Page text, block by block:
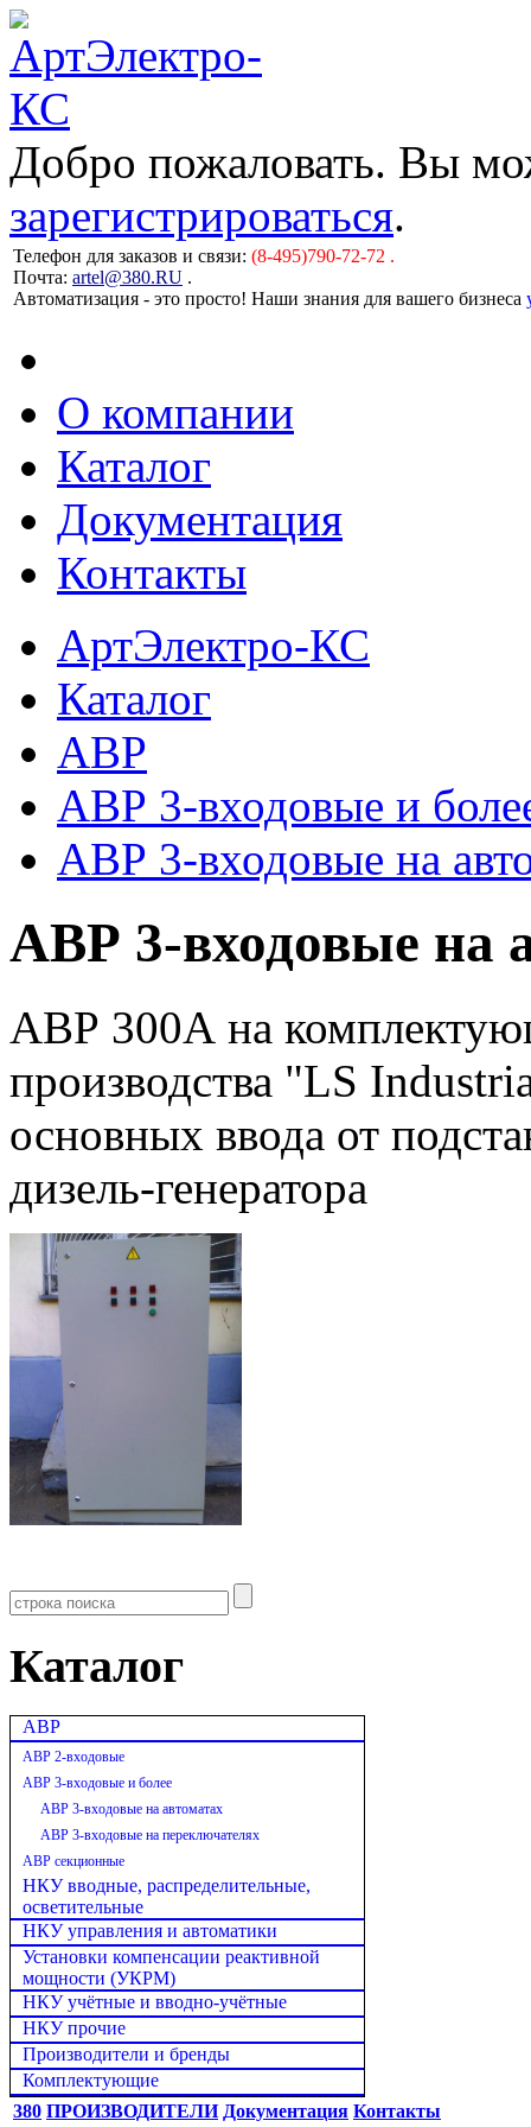
Добро пожаловать. Вы
зарегистрироваться.
Телефон для заказов и связи: (8-495)790-72-72 .
Почта: artel@380.RU .
Автоматизация - это просто! Наши знания для вашего бизнеса
О компании
Каталог
Документация
Контакты
АртЭлектро-КС
Каталог
АВР
АВР 3-входовые и
АВР 3-входовые на
АВР 3-входовые на
АВР 300А на
производства "LS
основных ввода от
дизель-генератора
Каталог
АВР
АВР 2-входовые
АВР 3-входовые и более
АВР 3-входовые на автоматах
АВР 3-входовые на переключателях
АВР секционные
НКУ вводные, распределительные,
осветительные
НКУ управления и автоматики
Установки компенсации реактивной
мощности (УКРМ)
НКУ учётные и вводно-учётные
НКУ прочие
Производители и бренды
Комплектующие
380 ПРОИЗВОДИТЕЛИ Документация Контакты